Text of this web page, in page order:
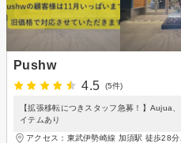
Pushw
4.5
(5件)
【拡張移転につきスタッフ急募！】Aujua
イテムあり
アクセス：東武伊勢崎線 加須駅 徒歩28